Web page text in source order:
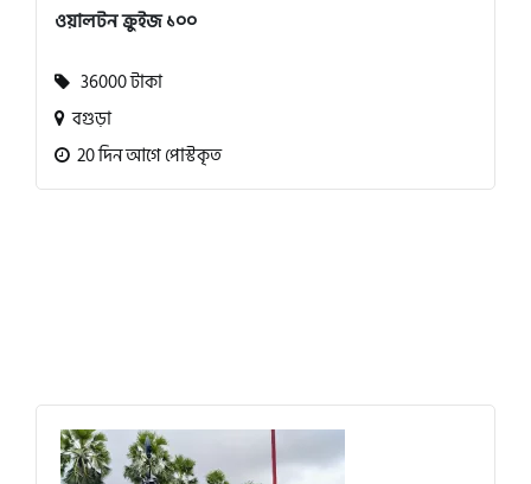
ওয়ালটন ক্রুইজ ১০০
36000 টাকা
বগুড়া
20 দিন আগে পোস্টকৃত